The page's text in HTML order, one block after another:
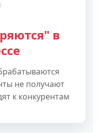
в
не получают
к конкурентам